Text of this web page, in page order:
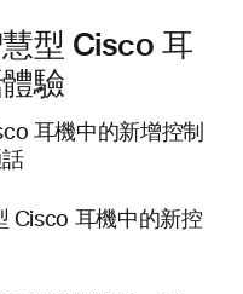
型 Cisco 耳
驗
Cisco 耳機中的新控